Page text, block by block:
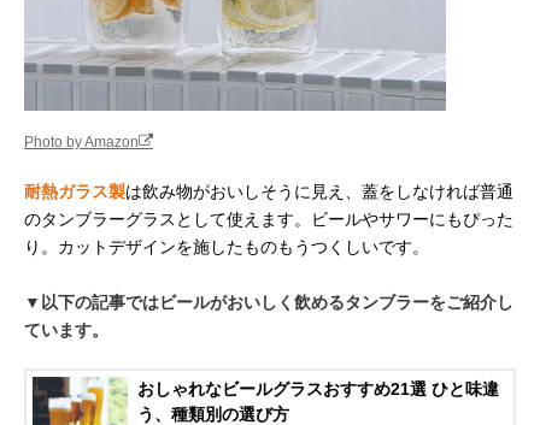
Photo by Amazon
耐熱ガラス製は飲み物がおいしそうに見え、蓋をしなければ普通
のタンブラーグラスとして使えます。ビールやサワーにもぴった
り。カットデザインを施したものもうつくしいです。
▼以下の記事ではビールがおいしく飲めるタンブラーをご紹介し
ています。
おしゃれなビールグラスおすすめ21選 ひと味違
う、種類別の選び方